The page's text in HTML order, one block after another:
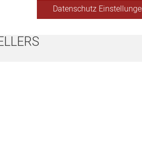
Datenschutz